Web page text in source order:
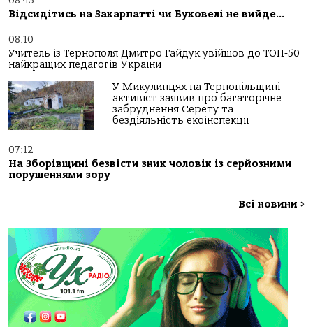
Відсидітись на Закарпатті чи Буковелі не вийде…
08:10
Учитель із Тернополя Дмитро Гайдук увійшов до ТОП-50
найкращих педагогів України
У Микулинцях на Тернопільщині
активіст заявив про багаторічне
забруднення Серету та
бездіяльність екоінспекції
07:12
На Зборівщині безвісти зник чоловік із серйозними
порушеннями зору
Всі новини >